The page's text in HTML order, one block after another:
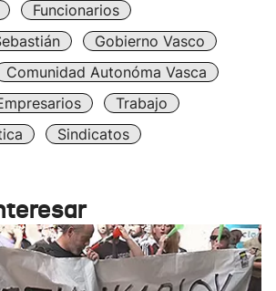
Funcionarios
Gobierno Vasco
Comunidad Autonóma Vasca
Trabajo
Sindicatos